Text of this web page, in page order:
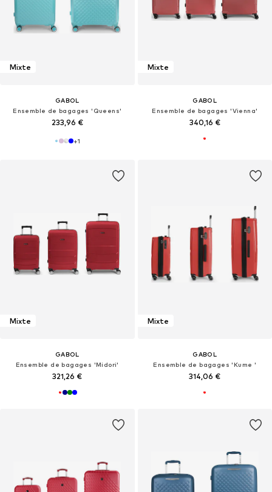
Mixte
GABOL
Ensemble de bagages 'Queens'
233,96 €
+1
Mixte
GABOL
Ensemble de bagages 'Vienna'
340,16 €
Mixte
GABOL
Ensemble de bagages 'Midori'
321,26 €
Mixte
GABOL
Ensemble de bagages 'Kume '
314,06 €